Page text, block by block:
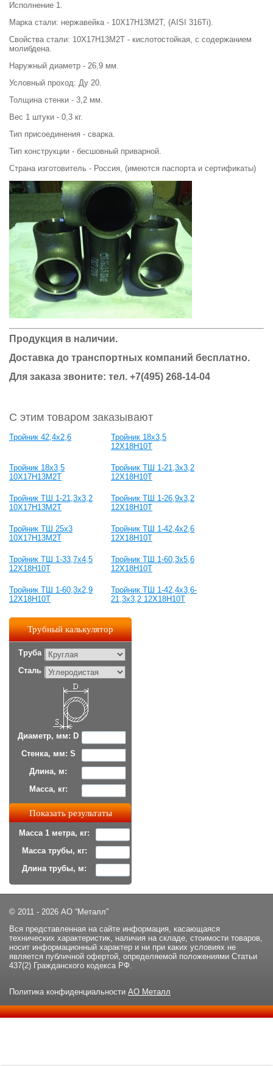
Исполнение 1.
Марка стали: нержавейка - 10Х17Н13М2Т, (AISI 316Ti).
Свойства стали: 10Х17Н13М2Т - кислотостойкая, с содержанием
молибдена.
Наружный диаметр - 26,9 мм.
Условный проход: Ду 20.
Толщина стенки - 3,2 мм.
Вес 1 штуки - 0,3 кг.
Тип присоединения - сварка.
Тип конструкции - бесшовный приварной.
Страна изготовитель - Россия, (имеются паспорта и сертификаты)
Продукция в наличии.
Доставка до транспортных компаний бесплатно.
Для заказа звоните: тел. +7(495) 268-14-04
С этим товаром заказывают
Тройник 42,4x2,6
Тройник 18х3,5
12Х18Н10Т
Тройник 18х3,5
10Х17Н13М2Т
Тройник ТШ 1-21,3х3,2
12Х18Н10Т
Тройник ТШ 1-21,3х3,2
10Х17Н13М2Т
Тройник ТШ 1-26,9х3,2
12Х18Н10Т
Тройник ТШ 25х3
10Х17Н13М2Т
Тройник ТШ 1-42,4х2,6
12Х18Н10Т
Тройник ТШ 1-33,7х4,5
12Х18Н10Т
Тройник ТШ 1-60,3х5,6
12Х18Н10Т
Тройник ТШ 1-60,3х2,9
12Х18Н10Т
Тройник ТШ 1-42,4х3,6-
21,3х3,2 12Х18Н10Т
Трубный калькулятор
Труба
Сталь
Диаметр, мм: D
Стенка, мм: S
Длина, м:
Масса, кг:
Масса 1 метра, кг:
Масса трубы, кг:
Длина трубы, м:
© 2011 - 2026 АО “Металл”
Вся представленная на сайте информация, касающаяся
технических характеристик, наличия на складе, стоимости товаров,
носит информационный характер и ни при каких условиях не
является публичной офертой, определяемой положениями Статьи
437(2) Гражданского кодекса РФ.
Политика конфиденциальности АО Металл